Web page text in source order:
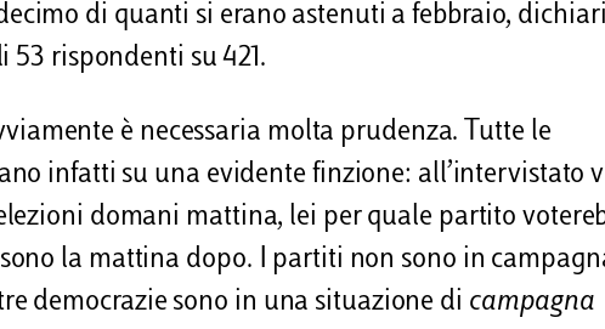
di quanti si erano astenuti a febbraio,
53 rispondenti su 421.
è necessaria molta prudenza. Tutte le
infatti su una evidente finzione: all’intervistato
domani mattina, lei per quale partito
la mattina dopo. I partiti non sono in
democrazie sono in una situazione di campagna